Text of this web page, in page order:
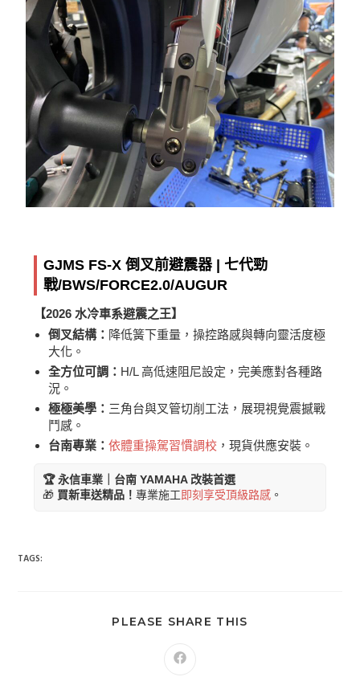
GJMS FS-X 倒叉前避震器 | 七代勁
戰/BWS/FORCE2.0/AUGUR
【2026 水冷車系避震之王】
倒叉結構： 降低簧下重量，操控路感與轉向靈活度極
大化。
全方位可調： H/L 高低速阻尼設定，完美應對各種路
況。
極極美學： 三角台與叉管切削工法，展現視覺震撼戰
鬥感。
台南專業：依體重操駕習慣調校 ，現貨供應安裝。
🏆 永信車業｜台南 YAMAHA 改裝首選
🎁 買新車送精品！專業施工即刻享受頂級路感 。
TAGS:
PLEASE SHARE THIS